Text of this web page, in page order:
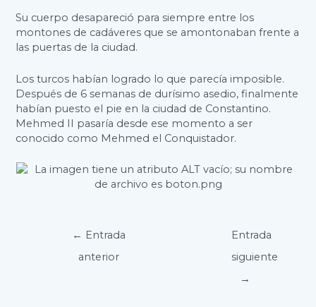
Su cuerpo desapareció para siempre entre los
montones de cadáveres que se amontonaban frente a
las puertas de la ciudad.
Los turcos habían logrado lo que parecía imposible.
Después de 6 semanas de durísimo asedio, finalmente
habían puesto el pie en la ciudad de Constantino.
Mehmed II pasaría desde ese momento a ser
conocido como Mehmed el Conquistador.
Navegación
entradas
← Entrada
anterior
Entrada
siguiente
→